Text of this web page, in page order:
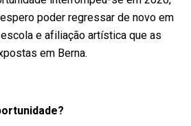
poder regressar de novo em
e afiliação artística que as
em Berna.